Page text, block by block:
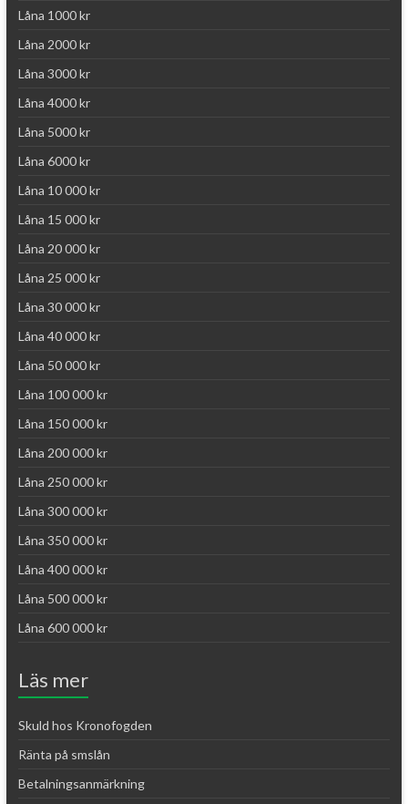
Låna 1000 kr
Låna 2000 kr
Låna 3000 kr
Låna 4000 kr
Låna 5000 kr
Låna 6000 kr
Låna 10 000 kr
Låna 15 000 kr
Låna 20 000 kr
Låna 25 000 kr
Låna 30 000 kr
Låna 40 000 kr
Låna 50 000 kr
Låna 100 000 kr
Låna 150 000 kr
Låna 200 000 kr
Låna 250 000 kr
Låna 300 000 kr
Låna 350 000 kr
Låna 400 000 kr
Låna 500 000 kr
Låna 600 000 kr
Läs mer
Skuld hos Kronofogden
Ränta på smslån
Betalningsanmärkning